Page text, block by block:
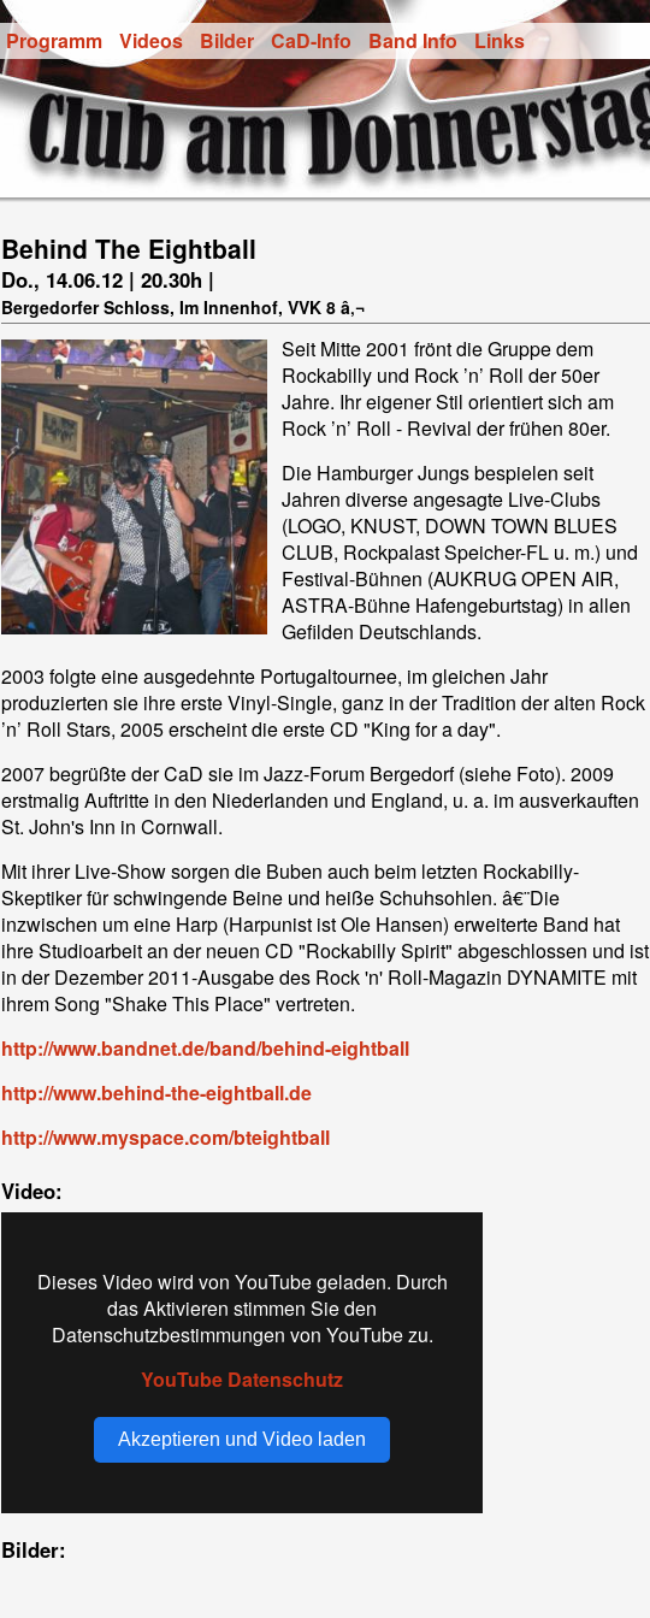
Programm Videos Bilder CaD-Info Band Info Links
Behind The Eightball
Do., 14.06.12 | 20.30h |
Bergedorfer Schloss, Im Innenhof, VVK 8 â‚¬
Seit Mitte 2001 frönt die Gruppe dem
Rockabilly und Rock ’n’ Roll der 50er
Jahre. Ihr eigener Stil orientiert sich am
Rock ’n’ Roll - Revival der frühen 80er.
Die Hamburger Jungs bespielen seit
Jahren diverse angesagte Live-Clubs
(LOGO, KNUST, DOWN TOWN BLUES
CLUB, Rockpalast Speicher-FL u. m.) und
Festival-Bühnen (AUKRUG OPEN AIR,
ASTRA-Bühne Hafengeburtstag) in allen
Gefilden Deutschlands.
2003 folgte eine ausgedehnte Portugaltournee, im gleichen Jahr
produzierten sie ihre erste Vinyl-Single, ganz in der Tradition der alten Rock
’n’ Roll Stars, 2005 erscheint die erste CD "King for a day".
2007 begrüßte der CaD sie im Jazz-Forum Bergedorf (siehe Foto). 2009
erstmalig Auftritte in den Niederlanden und England, u. a. im ausverkauften
St. John's Inn in Cornwall.
Mit ihrer Live-Show sorgen die Buben auch beim letzten Rockabilly-
Skeptiker für schwingende Beine und heiße Schuhsohlen. â€¨Die
inzwischen um eine Harp (Harpunist ist Ole Hansen) erweiterte Band hat
ihre Studioarbeit an der neuen CD "Rockabilly Spirit" abgeschlossen und ist
in der Dezember 2011-Ausgabe des Rock 'n' Roll-Magazin DYNAMITE mit
ihrem Song "Shake This Place" vertreten.
http://www.bandnet.de/band/behind-eightball
http://www.behind-the-eightball.de
http://www.myspace.com/bteightball
Video:
Dieses Video wird von YouTube geladen. Durch
das Aktivieren stimmen Sie den
Datenschutzbestimmungen von YouTube zu.
YouTube Datenschutz
Akzeptieren und Video laden
Bilder: